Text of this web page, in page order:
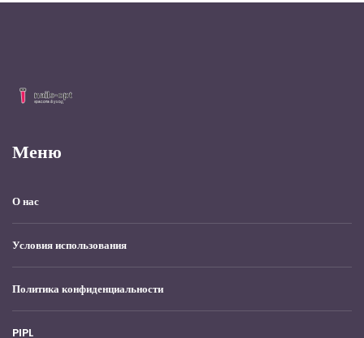
Меню
О нас
Условия использования
Политика конфиденциальности
PIPL